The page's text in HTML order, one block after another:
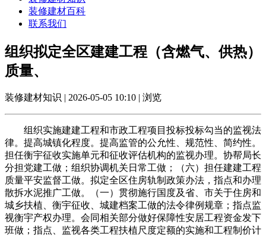
装修建材百科
联系我们
组织拟定全区建建工程（含燃气、供热）
质量、
装修建材知识 | 2026-05-05 10:10 | 浏览
组织实施建建工程和市政工程项目投标投标勾当的监视法
律。提高城镇化程度。提高监管的公允性、规范性、简约性。
担任衡宇征收实施单元和征收评估机构的监视办理。协帮局长
分担党建工做；组织协调机关日常工做；（六）担任建建工程
质量平安监督工做。拟定全区住房轨制政策办法，指点和办理
散拆水泥推广工做。（一）贯彻施行国度及省、市关于住房和
城乡扶植、衡宇征收、城建档案工做的法令律例规章；指点监
视衡宇产权办理。会同相关部分做好保障性安居工程资金发下
班做；指点、监视各类工程扶植尺度定额的实施和工程制价计